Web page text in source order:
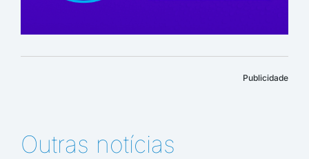
Publicidade
Outras notícias